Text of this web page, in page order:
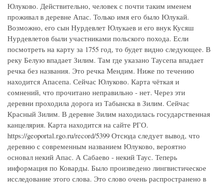
Юлуково. Действительно, человек с почти таким именем
проживал в деревне Апас. Только имя его было Юлукай.
Возможно, его сын Нурдевлет Юлукаев и его внук Кусяш
Нурдевлетов были участниками польского похода. Если
посмотреть на карту за 1755 год, то будет видно следующее. В
реку Белую впадает Зилим. Там где указано Таусепа впадает
речка без названия. Это речка Мендим. Ниже по течению
находится Апасепа. Сейчас Юлуково. Карта чёткая и
сомнений, что прочитано неправильно - нет. Через эти
деревни проходила дорога из Табынска в Зилим. Сейчас
Красный Зилим. В деревне Зилим находилась государственная
канцелярия. Карта находится на сайте РГО.
https://geoportal.rgo.ru/record/5399 Отсюда следует вывод, что
деревню с современным названием Юлуково, вероятно
основал некий Апас. А Сабаево - некий Таус. Теперь
информация по Коварды. Было произведено лингвистическое
исследование этого слова. Это слово очень распространено в